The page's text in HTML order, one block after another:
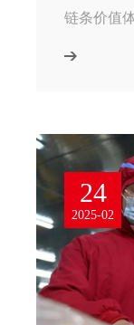
链条价值
24
2025-02